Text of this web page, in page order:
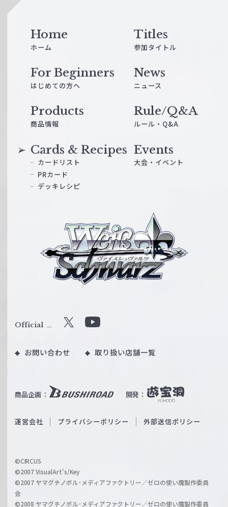
ス
ル
W
ß
c
a
r
z
Home
ホーム
Titles
参加タイトル
For Beginners
はじめての方へ
News
ニュース
Products
商品情報
Cards & Recipes
カードリスト
PRカード
デッキレシピ
Events
大会・イベント
Rule/Q&A
ルール・Q&A
商品企画： 開発：
Official X
u
b
O
i
お問い合わせ 取り扱い店舗一覧
運営会社 プライバシーポリシー 外部送信ポリシー
©CIRCUS
©2007 VisualArt's/Key
©2007 ヤマグチノボル･メディアファクトリー／ゼロの使い魔製作委員
会
©2008 ヤマグチノボル･メディアファクトリー／ゼロの使い魔製作委員